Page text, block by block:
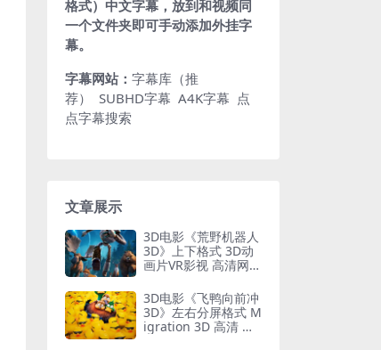
格式）中文字幕，放到和视频同
一个文件夹即可手动添加外挂字
幕。
字幕网站： 字幕库（推
荐）
SUBHD字幕 A4K字幕 点
点字幕搜索
文章展示
3D电影《荒野机器人
3D》上下格式 3D动
画片VR影视 高清网盘
3D电影《飞鸭向前冲
3D》左右分屏格式 M
igration 3D 高清 网